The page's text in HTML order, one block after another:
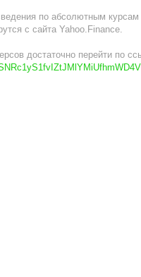
по абсолютным
с сайта Yahoo.Finance.
достаточно перейти по